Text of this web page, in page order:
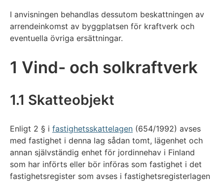
I anvisningen behandlas dessutom beskattningen av
arrendeinkomst av byggplatsen för kraftverk och
eventuella övriga ersättningar.
1 Vind- och solkraftverk
1.1 Skatteobjekt
Enligt 2 § i fastighetsskattelagen (654/1992) avses
med fastighet i denna lag sådan tomt, lägenhet och
annan självständig enhet för jordinnehav i Finland
som har införts eller bör införas som fastighet i det
fastighetsregister som avses i fastighetsregisterlagen